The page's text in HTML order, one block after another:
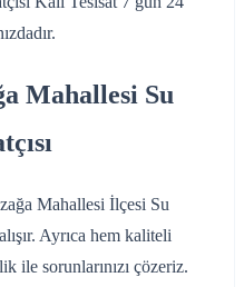
Mahallesi Su
Mahallesi İlçesi Su
Ayrıca hem kaliteli
ile sorunlarınızı çözeriz.